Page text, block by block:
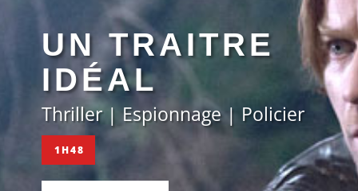
UN TRAITRE
IDÉAL
Thriller | Espionnage | Policier
1H48